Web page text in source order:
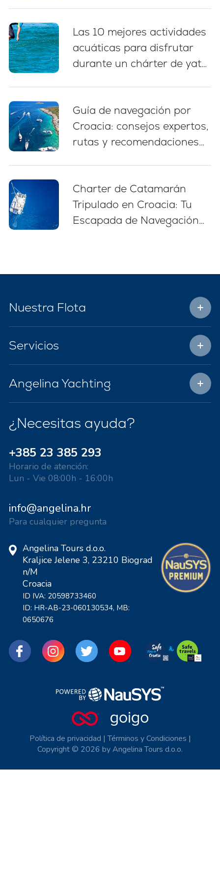
Las 10 mejores actividades
acuáticas para disfrutar
durante un chárter de yate
Guía de navegación por
Croacia: consejos expertos,
rutas y recomendaciones
Charter de Catamarán
Tripulado en Croacia: Tu
Escapada de Navegación
Nuestra Flota
Servicios
Angelina Yachting
¿Necesitas ayuda?
+385 23 385 293
Horario de atención:
Lun - Vie 08:00h - 16:00h
info@angelina.hr
Para cualquier pregunta
Angelina Tours d.o.o.
Kraljice Jelene 3, 23210 Biograd
n/M
Croacia
ID IVA: 20598733460
ID: HR-AB-23-060130534, MB:
0650676
Política de privacidad |Términos y Condiciones |
Copyright © 2026 by Angelina Tours d.o.o.